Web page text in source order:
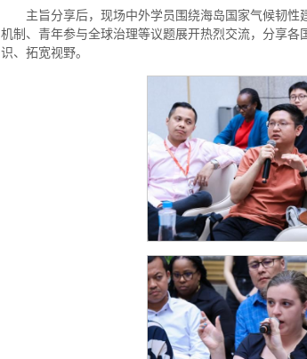
主旨分享后，现场中外学员围绕海岛国家气候韧
机制、青年参与全球治理等议题展开热烈交流，分享
识、拓宽视野。